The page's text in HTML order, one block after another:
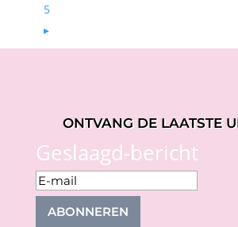
5
▸
ONTVANG DE LAATSTE
Geslaagd-bericht
ABONNEREN